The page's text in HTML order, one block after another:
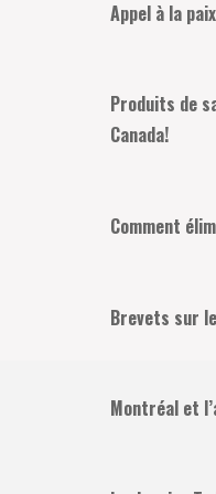
Appel à la
Produits de
Canada!
Comment
Brevets sur
Montréal et